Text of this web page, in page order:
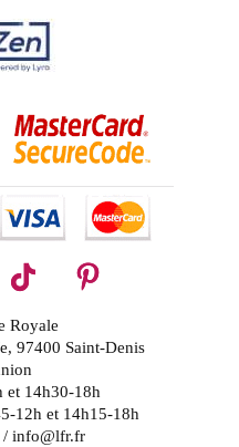
Royale
97400 Saint-Denis
et 14h30-18h
12h et 14h15-18h
/ info@lfr.fr